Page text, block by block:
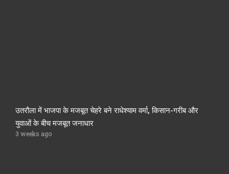
उतरौला में भाजपा के मजबूत चेहरे बने राधेश्याम वर्मा, किसान-गरीब और
युवाओं के बीच मजबूत जनाधार
3 weeks ago